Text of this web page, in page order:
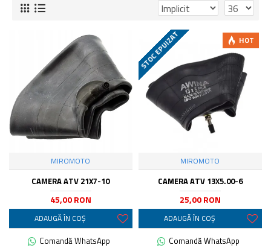
MIROMOTO
CAMERA ATV 21X7-10
45,00 RON
ADAUGĂ ÎN COŞ
Comandă WhatsApp
HOT
STOC EPUIZAT
MIROMOTO
CAMERA ATV 13X5.00-6
25,00 RON
ADAUGĂ ÎN COŞ
Comandă WhatsApp